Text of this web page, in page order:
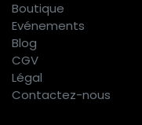
Boutique
Evénements
Blog
CGV
Légal
Contactez-nous